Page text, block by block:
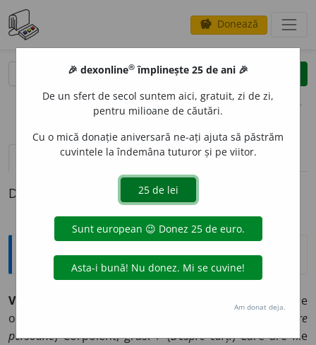
savings Donează
clear
opțiuni
definiții (1) pronunțievolume_up (5)
Definiția cu ID-ul 387069:
Explicative DEX
VOLUMIN
Care are volum mare, care
ocupă mult loc în spațiu; cuprinzător. ♦ (
Despre
persoane) Corpolent, gras. ♦ (Despre cărți) Care are file
🎉 dexonline® împlinește 25 de ani 🎉
De un sfert de secol suntem aici, gratuit, zi de zi,
pentru milioane de căutări.
Cu o mică donație aniversară ne-ați ajuta să păstrăm
cuvintele la îndemâna tuturor și pe viitor.
Am donat deja.